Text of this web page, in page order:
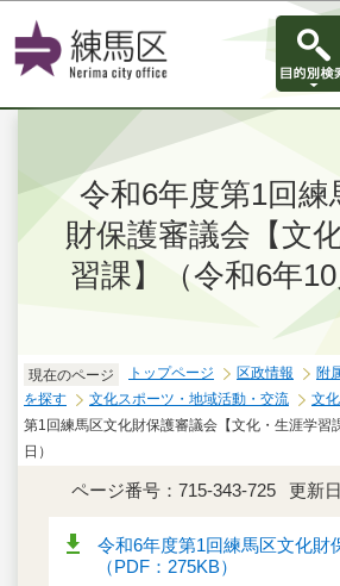
このページの本文へ
令和6年度第1回練
財保護審議会【文
習課】（令和6年10
現在のページ トップページ 区政情報 附
を探す
文化スポーツ・地域活動・交流 文
第1回練馬区文化財保護審議会【文化・生涯学習
日）
ページ番号：715-343-725 更新
令和6年度第1回練馬区文化財
（PDF：275KB）